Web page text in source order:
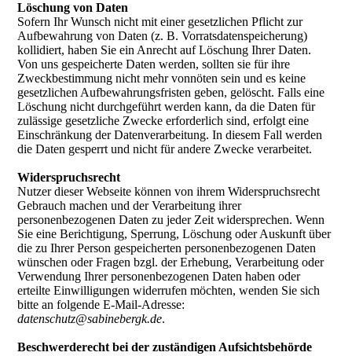
Löschung von Daten
Sofern Ihr Wunsch nicht mit einer gesetzlichen Pflicht zur
Aufbewahrung von Daten (z. B. Vorratsdatenspeicherung)
kollidiert, haben Sie ein Anrecht auf Löschung Ihrer Daten.
Von uns gespeicherte Daten werden, sollten sie für ihre
Zweckbestimmung nicht mehr vonnöten sein und es keine
gesetzlichen Aufbewahrungsfristen geben, gelöscht. Falls eine
Löschung nicht durchgeführt werden kann, da die Daten für
zulässige gesetzliche Zwecke erforderlich sind, erfolgt eine
Einschränkung der Datenverarbeitung. In diesem Fall werden
die Daten gesperrt und nicht für andere Zwecke verarbeitet.
Widerspruchsrecht
Nutzer dieser Webseite können von ihrem Widerspruchsrecht
Gebrauch machen und der Verarbeitung ihrer
personenbezogenen Daten zu jeder Zeit widersprechen. Wenn
Sie eine Berichtigung, Sperrung, Löschung oder Auskunft über
die zu Ihrer Person gespeicherten personenbezogenen Daten
wünschen oder Fragen bzgl. der Erhebung, Verarbeitung oder
Verwendung Ihrer personenbezogenen Daten haben oder
erteilte Einwilligungen widerrufen möchten, wenden Sie sich
bitte an folgende E-Mail-Adresse:
datenschutz@sabinebergk.de.
Beschwerderecht bei der zuständigen Aufsichtsbehörde